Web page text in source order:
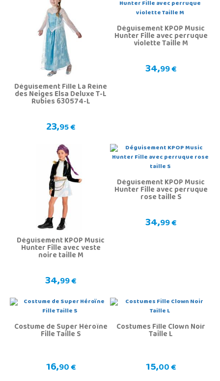
Déguisement Fille La Reine
des Neiges Elsa Deluxe T-L
Rubies 630574-L
23,95 €
Déguisement KPOP Music
Hunter Fille avec perruque
violette Taille M
34,99 €
Déguisement KPOP Music
Hunter Fille avec veste
noire taille M
34,99 €
Déguisement KPOP Music
Hunter Fille avec perruque
rose taille S
34,99 €
Costume de Super Héroïne
Fille Taille S
16,90 €
Costumes Fille Clown Noir
Taille L
15,00 €